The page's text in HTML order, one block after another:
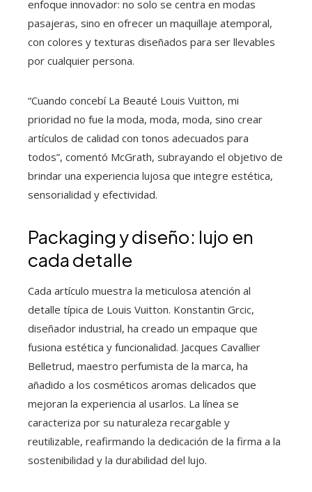
enfoque innovador: no solo se centra en modas
pasajeras, sino en ofrecer un maquillaje atemporal,
con colores y texturas diseñados para ser llevables
por cualquier persona.
“Cuando concebí La Beauté Louis Vuitton, mi
prioridad no fue la moda, moda, moda, sino crear
artículos de calidad con tonos adecuados para
todos”, comentó McGrath, subrayando el objetivo de
brindar una experiencia lujosa que integre estética,
sensorialidad y efectividad.
Packaging y diseño: lujo en
cada detalle
Cada artículo muestra la meticulosa atención al
detalle típica de Louis Vuitton. Konstantin Grcic,
diseñador industrial, ha creado un empaque que
fusiona estética y funcionalidad. Jacques Cavallier
Belletrud, maestro perfumista de la marca, ha
añadido a los cosméticos aromas delicados que
mejoran la experiencia al usarlos. La línea se
caracteriza por su naturaleza recargable y
reutilizable, reafirmando la dedicación de la firma a la
sostenibilidad y la durabilidad del lujo.